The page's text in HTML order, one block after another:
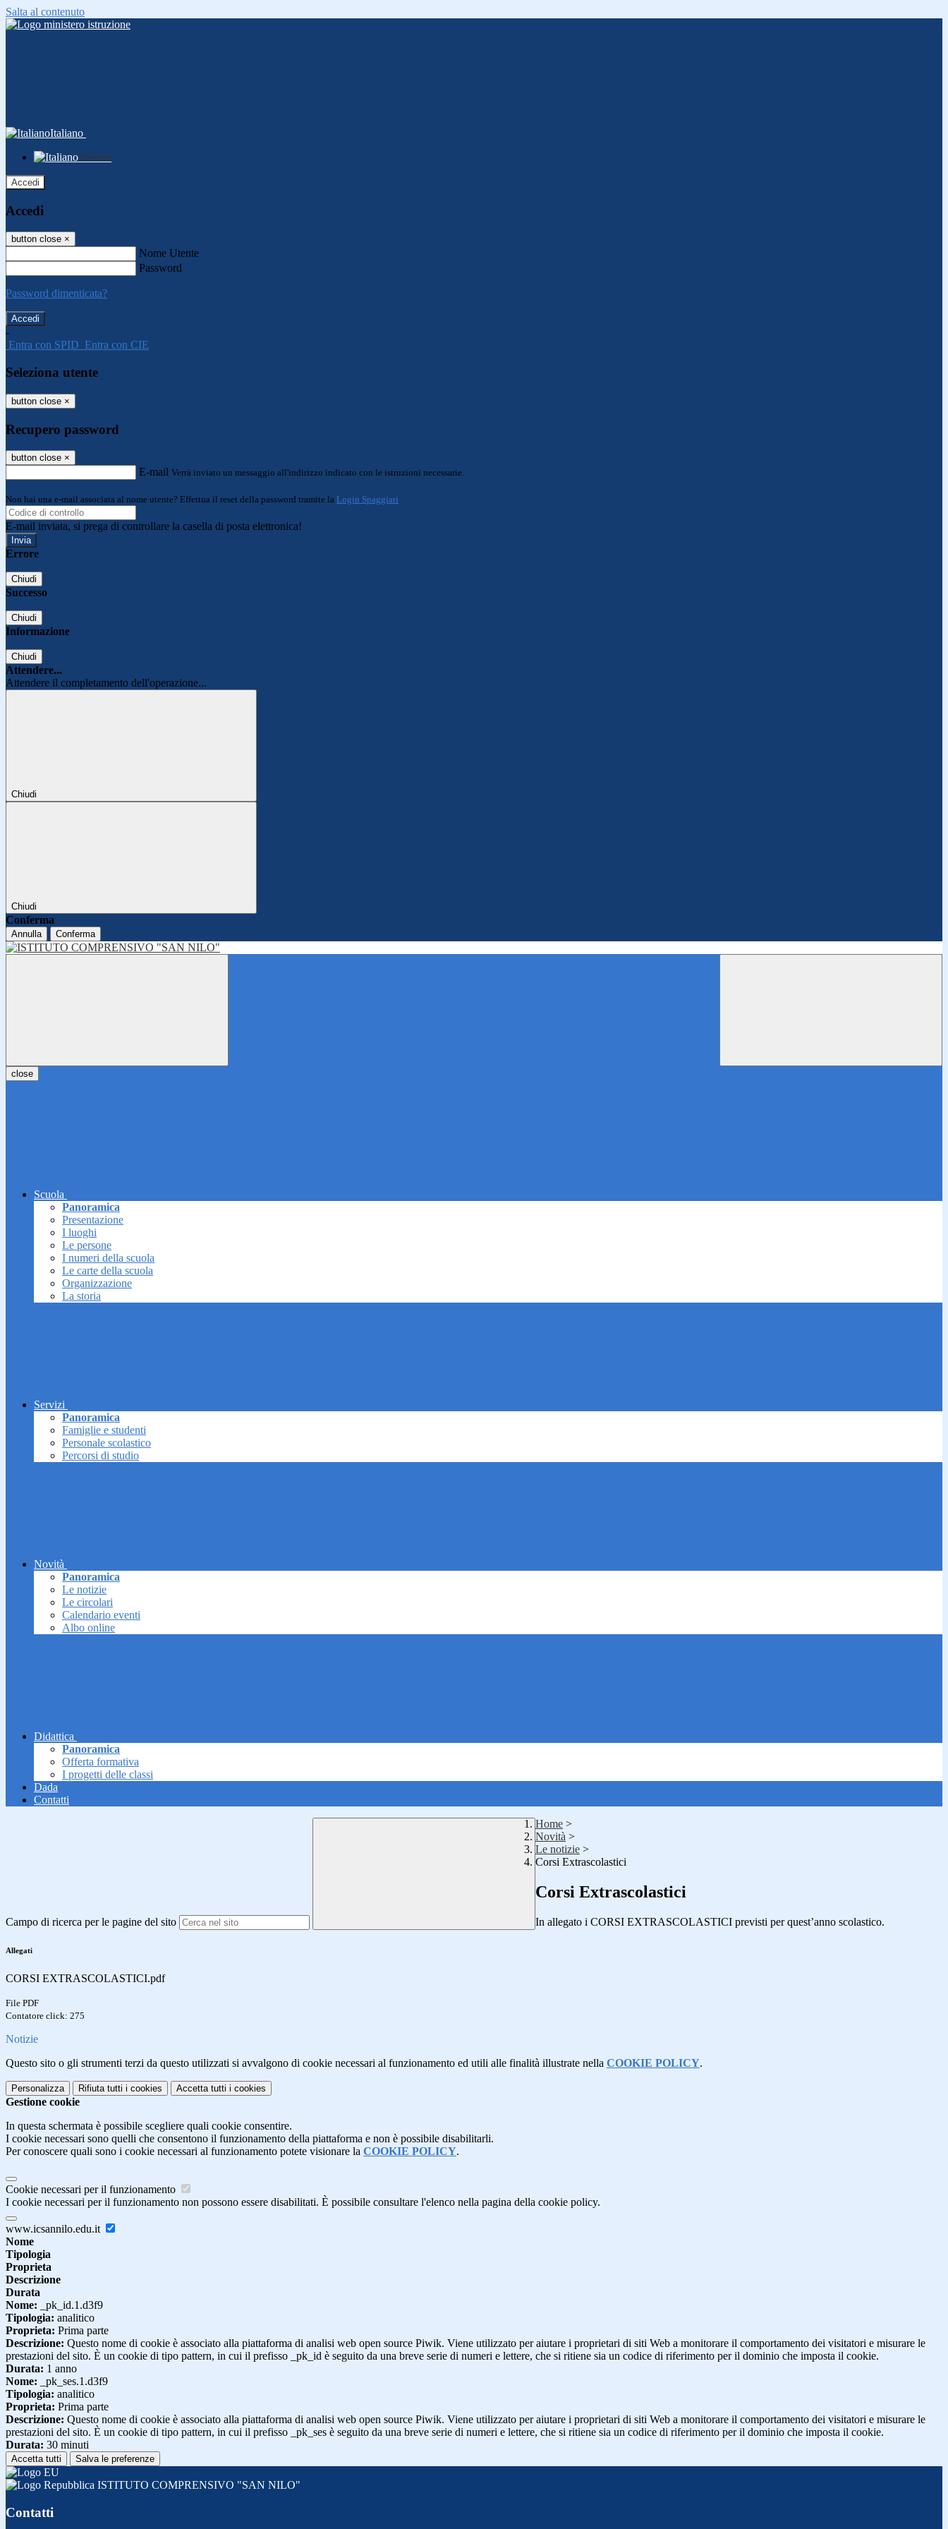
Salta al contenuto
Italiano
Italiano
Accedi
Accedi
button close ×
Nome Utente
Password
Password dimenticata?
-
Entra con SPID Entra con CIE
Seleziona utente
button close ×
Recupero password
button close ×
E-mail Verrà inviato un messaggio all'indirizzo indicato con le istruzioni necessarie.
Non hai una e-mail associata al nome utente? Effettua il reset della password tramite la Login Spaggiari
E-mail inviata, si prega di controllare la casella di posta elettronica!
Errore
Chiudi
Successo
Chiudi
Informazione
Chiudi
Attendere...
Attendere il completamento dell'operazione...
Chiudi
Chiudi
Conferma
Annulla Conferma
close
Scuola
Panoramica
Presentazione
I luoghi
Le persone
I numeri della scuola
Le carte della scuola
Organizzazione
La storia
Servizi
Panoramica
Famiglie e studenti
Personale scolastico
Percorsi di studio
Novità
Panoramica
Le notizie
Le circolari
Calendario eventi
Albo online
Didattica
Panoramica
Offerta formativa
I progetti delle classi
Dada
Contatti
Campo di ricerca per le pagine del sito
Home >
Novità >
Le notizie >
Corsi Extrascolastici
Corsi Extrascolastici
In allegato i CORSI EXTRASCOLASTICI previsti per quest’anno scolastico.
Allegati
CORSI EXTRASCOLASTICI.pdf
File PDF
Contatore click: 275
Notizie
Questo sito o gli strumenti terzi da questo utilizzati si avvalgono di cookie necessari al funzionamento ed utili alle finalità illustrate nella COOKIE POLICY.
Personalizza Rifiuta tutti i cookies Accetta tutti i cookies
Gestione cookie
In questa schermata è possibile scegliere quali cookie consentire.
I cookie necessari sono quelli che consentono il funzionamento della piattaforma e non è possibile disabilitarli.
Per conoscere quali sono i cookie necessari al funzionamento potete visionare la COOKIE POLICY.
Cookie necessari per il funzionamento
I cookie necessari per il funzionamento non possono essere disabilitati. È possibile consultare l'elenco nella pagina della cookie policy.
www.icsannilo.edu.it
Nome
Tipologia
Proprieta
Descrizione
Durata
Nome: _pk_id.1.d3f9
Tipologia: analitico
Proprieta: Prima parte
Descrizione: Questo nome di cookie è associato alla piattaforma di analisi web open source Piwik. Viene utilizzato per aiutare i proprietari di siti Web a monitorare il comportamento dei visitatori e misurare le
prestazioni del sito. È un cookie di tipo pattern, in cui il prefisso _pk_id è seguito da una breve serie di numeri e lettere, che si ritiene sia un codice di riferimento per il dominio che imposta il cookie.
Durata: 1 anno
Nome: _pk_ses.1.d3f9
Tipologia: analitico
Proprieta: Prima parte
Descrizione: Questo nome di cookie è associato alla piattaforma di analisi web open source Piwik. Viene utilizzato per aiutare i proprietari di siti Web a monitorare il comportamento dei visitatori e misurare le
prestazioni del sito. È un cookie di tipo pattern, in cui il prefisso _pk_ses è seguito da una breve serie di numeri e lettere, che si ritiene sia un codice di riferimento per il dominio che imposta il cookie.
Durata: 30 minuti
Accetta tutti Salva le preferenze
ISTITUTO COMPRENSIVO "SAN NILO"
Contatti